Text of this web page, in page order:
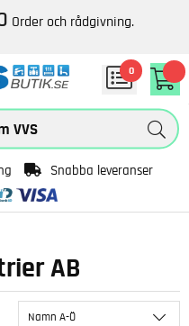
Order och rådgivning.
0
Snabba leveranser
AB
Namn A-Ö